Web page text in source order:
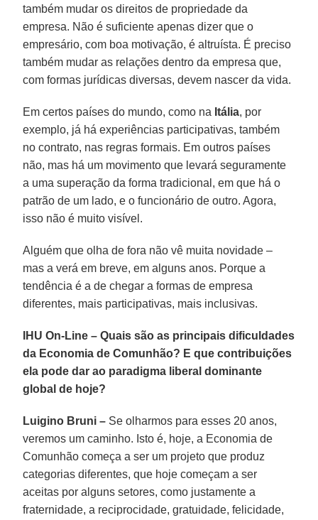
também mudar os direitos de propriedade da
empresa. Não é suficiente apenas dizer que o
empresário, com boa motivação, é altruísta. É preciso
também mudar as relações dentro da empresa que,
com formas jurídicas diversas, devem nascer da vida.
Em certos países do mundo, como na Itália, por
exemplo, já há experiências participativas, também
no contrato, nas regras formais. Em outros países
não, mas há um movimento que levará seguramente
a uma superação da forma tradicional, em que há o
patrão de um lado, e o funcionário de outro. Agora,
isso não é muito visível.
Alguém que olha de fora não vê muita novidade –
mas a verá em breve, em alguns anos. Porque a
tendência é a de chegar a formas de empresa
diferentes, mais participativas, mais inclusivas.
IHU On-Line – Quais são as principais dificuldades
da Economia de Comunhão? E que contribuições
ela pode dar ao paradigma liberal dominante
global de hoje?
Luigino Bruni – Se olharmos para esses 20 anos,
veremos um caminho. Isto é, hoje, a Economia de
Comunhão começa a ser um projeto que produz
categorias diferentes, que hoje começam a ser
aceitas por alguns setores, como justamente a
fraternidade, a reciprocidade, gratuidade, felicidade,